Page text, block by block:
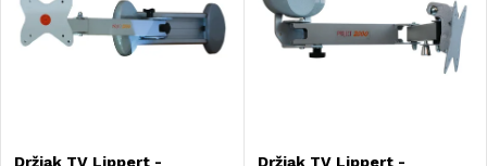
eAbecedne
p
s
Držiak TV Lippert -
Držiak TV Lippert -